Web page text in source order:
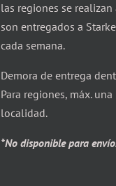
las regiones se
son entregados a
cada semana.
Demora de entrega
Para regiones, máx.
localidad.
*No disponible para